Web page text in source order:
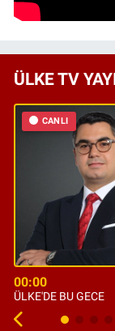
ÜLKE TV
CANLI
00:00
ÜLKE'DE BU GECE